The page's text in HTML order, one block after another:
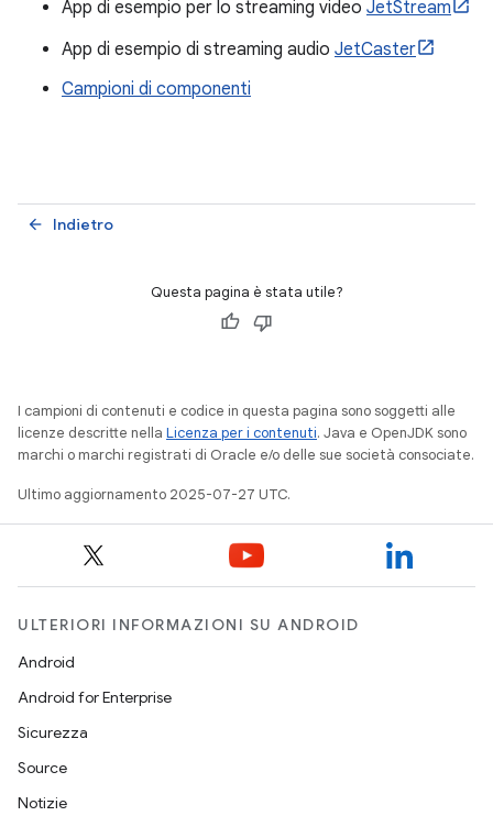
App di esempio per lo streaming video JetStream
App di esempio di streaming audio JetCaster
Campioni di componenti
Indietro
arrow_back
Questa pagina è stata utile?
I campioni di contenuti e codice in questa pagina sono soggetti alle
licenze descritte nella Licenza per i contenuti. Java e OpenJDK sono
marchi o marchi registrati di Oracle e/o delle sue società consociate.
Ultimo aggiornamento 2025-07-27 UTC.
ULTERIORI INFORMAZIONI SU ANDROID
Android
Android for Enterprise
Sicurezza
Source
Notizie